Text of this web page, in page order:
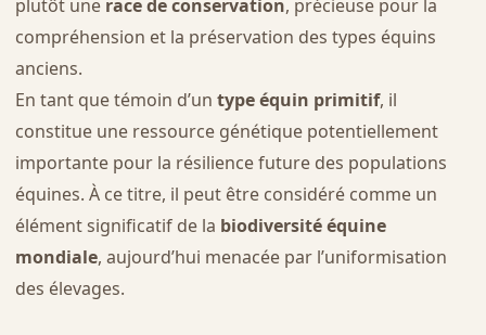
plutôt une race de conservation, précieuse pour la
compréhension et la préservation des types équins
anciens.
En tant que témoin d’un type équin primitif, il
constitue une ressource génétique potentiellement
importante pour la résilience future des populations
équines. À ce titre, il peut être considéré comme un
élément significatif de la biodiversité équine
mondiale, aujourd’hui menacée par l’uniformisation
des élevages.